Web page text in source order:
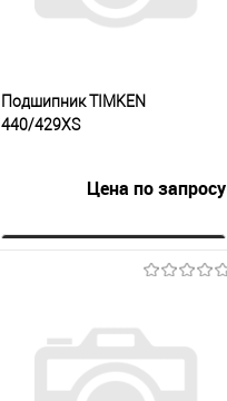
Подшипник TIMKEN
440/429XS
Цена по запросу
Запросить цену
Купить в 1
сравнению
В избранное
Под заказ